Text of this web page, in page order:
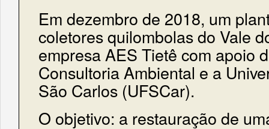
Em dezembro de 2018, um
coletores quilombolas do Vale
empresa AES Tietê com apoio
Consultoria Ambiental e a
São Carlos (UFSCar).
O objetivo: a restauração de